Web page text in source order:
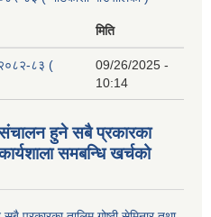
मिति
२०८२-८३ (
09/26/2025 -
10:14
संचालन हुने सबै प्रकारका
समबन्धि खर्चको